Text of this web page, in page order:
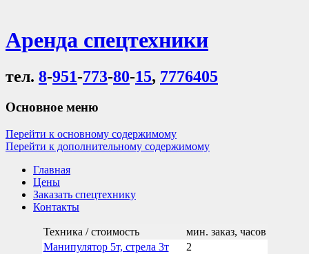
Аренда спецтехники
тел. 8-951-773-80-15, 7776405
Основное меню
Перейти к основному содержимому
Перейти к дополнительному содержимому
Главная
Цены
Заказать спецтехнику
Контакты
Техника / стоимость
мин. заказ, часов
Манипулятор 5т, стрела 3т
2